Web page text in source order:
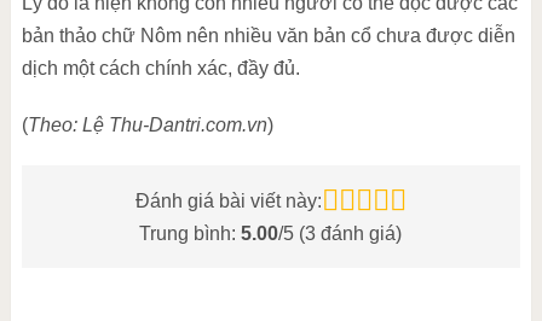
bản thảo chữ Nôm nên nhiều văn bản cổ chưa được diễn
dịch một cách chính xác, đầy đủ.
(Theo: Lệ Thu-Dantri.com.vn)
Đánh giá bài viết này:
Trung bình:5.00/5 (3 đánh giá)